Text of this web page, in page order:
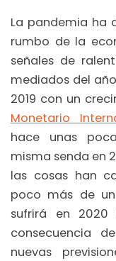
La pandemia ha
rumbo de la
señales de
mediados del
2019 con un
Monetario
hace unas
misma senda en
las cosas han
poco más de
sufrirá en
consecuencia
nuevas